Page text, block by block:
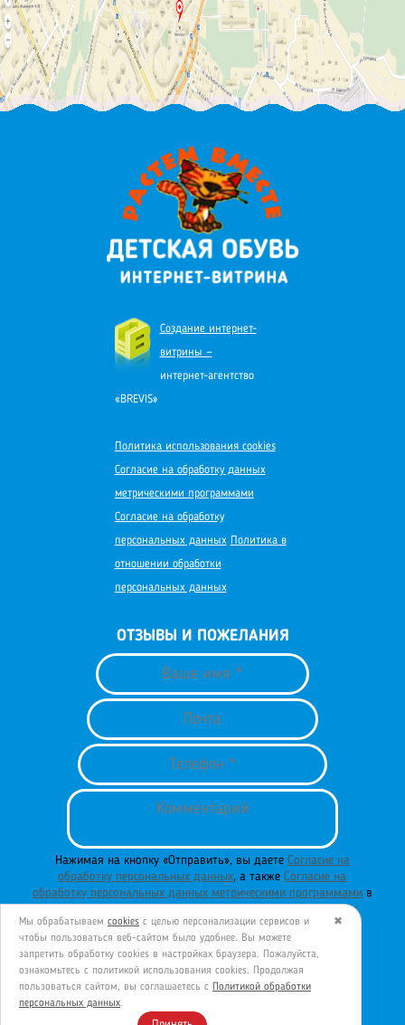
Создание интернет-
витрины —
интернет-агентство
«BREVIS»
Политика использования cookies
Согласие на обработку данных
метрическими программами
Согласие на обработку
персональных данных
Политика в
отношении обработки
персональных данных
ОТЗЫВЫ И ПОЖЕЛАНИЯ
Нажимая на кнопку «Отправить», вы даете Согласие на
обработку персональных данных, а такжеСогласие на
обработку персональных данных метрическими программамив
Политики обработки персональных
данных.
ОТПРАВИТЬ
✖
Мы обрабатываем cookies с целью персонализации сервисов и
чтобы пользоваться веб-сайтом было удобнее. Вы можете
запретить обработку сookies в настройках браузера. Пожалуйста,
ознакомьтесь с политикой использования cookies. Продолжая
пользоваться сайтом, вы соглашаетесь с Политикой обработки
персональных данных.